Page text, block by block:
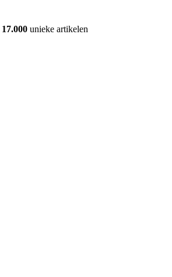
17.000 unieke artikelen